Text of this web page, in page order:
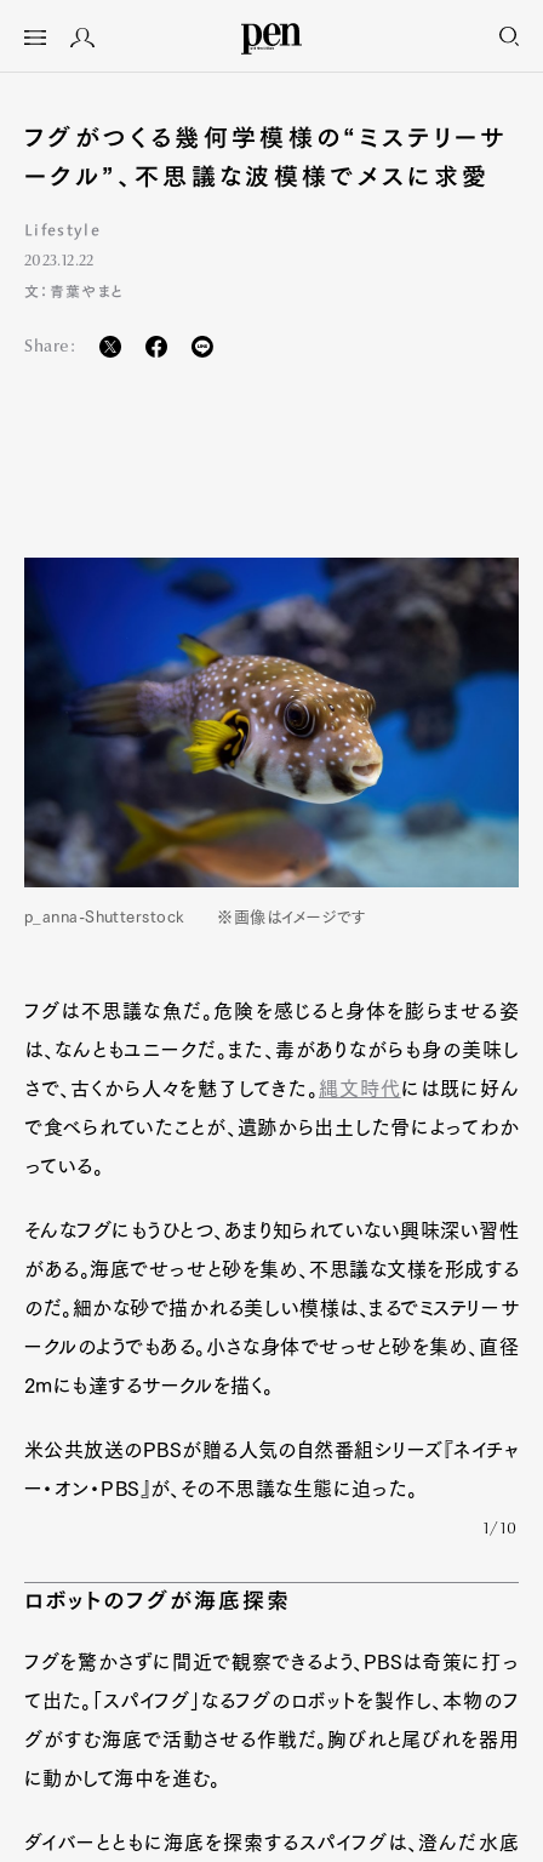
フグがつくる幾何学模様の“ミステリーサ
ークル”、不思議な波模様でメスに求愛
Lifestyle
2023.12.22
文：青葉やまと
Share:
p_anna-Shutterstock ※画像はイメージです
フグは不思議な魚だ。危険を感じると身体を膨らませる姿
は、なんともユニークだ。また、毒がありながらも身の美味し
さで、古くから人々を魅了してきた。 縄文時代には既に好ん
で食べられていたことが、遺跡から出土した骨によってわか
っている。
そんなフグにもうひとつ、あまり知られていない興味深い習性
がある。海底でせっせと砂を集め、不思議な文様を形成する
のだ。細かな砂で描かれる美しい模様は、まるでミステリーサ
ークルのようでもある。小さな身体でせっせと砂を集め、直径
2mにも達するサークルを描く。
米公共放送のPBSが贈る人気の自然番組シリーズ『ネイチャ
ー・オン・PBS』が、その不思議な生態に迫った。
1/10
ロボットのフグが海底探索
フグを驚かさずに間近で観察できるよう、PBSは奇策に打っ
て出た。「スパイフグ」なるフグのロボットを製作し、本物のフ
グがすむ海底で活動させる作戦だ。胸びれと尾びれを器用
に動かして海中を進む。
ダイバーとともに海底を探索するスパイフグは、澄んだ水底